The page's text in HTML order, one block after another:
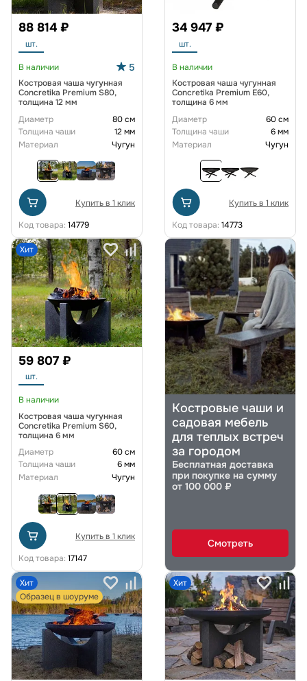
88 814 ₽
шт.
В наличии 5
Костровая чаша чугунная
Concretika Premium S80,
толщина 12 мм
Диаметр
80 см
Толщина чаши
12 мм
Материал
Чугун
Купить в 1 клик
Код товара: 14779
34 947 ₽
шт.
В наличии
Костровая чаша чугунная
Concretika Premium E60,
толщина 6 мм
Диаметр
60 см
Толщина чаши
6 мм
Материал
Чугун
Купить в 1 клик
Код товара: 14773
Хит
59 807 ₽
шт.
В наличии
Костровая чаша чугунная
Concretika Premium S60,
толщина 6 мм
Диаметр
60 см
Толщина чаши
6 мм
Материал
Чугун
Купить в 1 клик
Код товара: 17147
Костровые чаши и
садовая мебель
для теплых встреч
за городом
Бесплатная доставка
при покупке на сумму
от 100 000 ₽
Смотреть
Хит
Образец в шоуруме
Хит